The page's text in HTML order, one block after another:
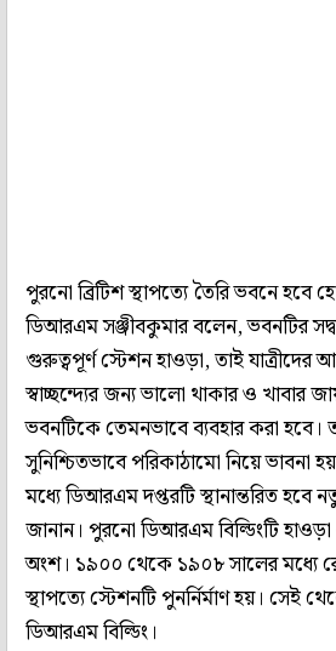
পুরনো ব্রিটিশ স্থাপত্যে তৈরি ভবনে হবে
ডিআরএম সঞ্জীবকুমার বলেন, ভবনটির
গুরুত্বপূর্ণ স্টেশন হাওড়া, তাই যাত্রীদের
স্বাচ্ছন্দ্যের জন্য ভালো থাকার ও
ভবনটিকে তেমনভাবে ব্যবহার করা
সুনিশ্চিতভাবে পরিকাঠামো নিয়ে ভাবনা
মধ্যে ডিআরএম দপ্তরটি স্থানান্তরিত হবে
জানান। পুরনো ডিআরএম বিল্ডিংটি হাওড়া
অংশ। ১৯০০ থেকে ১৯০৮ সালের মধ্যে
স্থাপত্যে স্টেশনটি পুনর্নির্মাণ হয়। সেই
ডিআরএম বিল্ডিং।